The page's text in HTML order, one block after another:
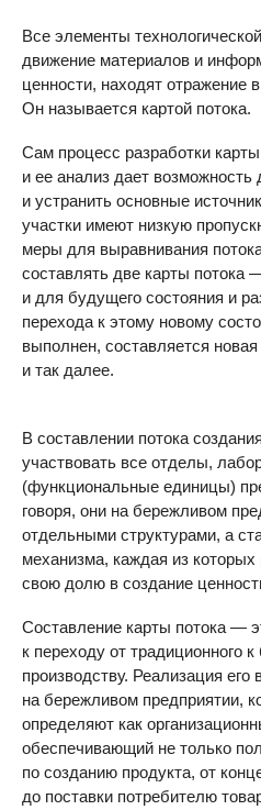
Все элементы
движение материалов и
ценности, находят отражение
Он называется картой потока.
Сам процесс разработки
и ее анализ дает возможность
и устранить основные
участки имеют низкую
меры для выравнивания
составлять две карты
и для будущего состояния и
перехода к этому новому
выполнен, составляется
и так далее.
В составлении потока
участвовать все отделы,
(функциональные единицы)
говоря, они на бережливом
отдельными структурами, а
механизма, каждая из которых
свою долю в создание
Составление карты потока —
к переходу от традиционного
производству. Реализация его
на бережливом предприятии,
определяют как
обеспечивающий не только
по созданию продукта, от
до поставки потребителю